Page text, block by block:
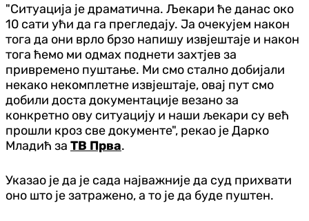
"Ситуација је драматична. Љекари ће данас око
10 сати ући да га прегледају. Ја очекујем након
тога да они врло брзо напишу извјештаје и након
тога ћемо ми одмах поднети захтјев за
привремено пуштање. Ми смо стално добијали
некако некомплетне извјештаје, овај пут смо
добили доста документације везано за
конкретно ову ситуацију и наши љекари су већ
прошли кроз све документе", рекао је Дарко
Младић за ТВ Прва.
Указао је да је сада најважније да суд прихвати
оно што је затражено, а то је да буде пуштен.